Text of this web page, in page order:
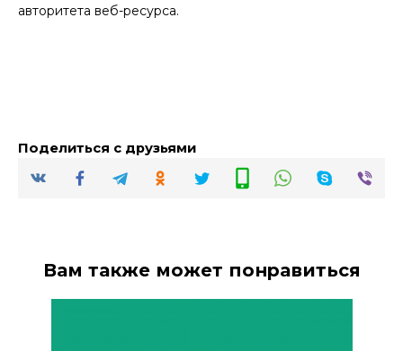
авторитета веб-ресурса.
Поделиться с друзьями
Вам также может понравиться